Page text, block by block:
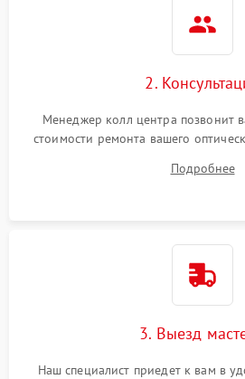
2.
Менеджер колл центра позвонит
стоимости ремонта вашего
Подробнее
3. Выезд
Наш специалист приедет к вам в